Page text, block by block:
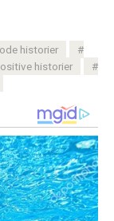
​​historier
historier